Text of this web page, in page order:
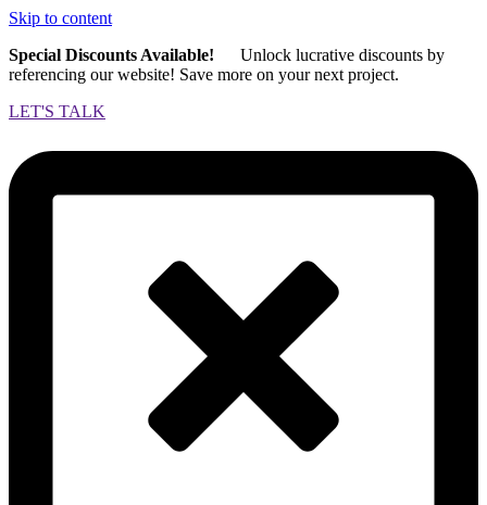
Skip to content
Special Discounts Available! Unlock lucrative discounts by
referencing our website! Save more on your next project.
LET'S TALK